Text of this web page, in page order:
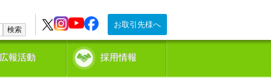
お取引先様へ
検索
報活動 採用情報